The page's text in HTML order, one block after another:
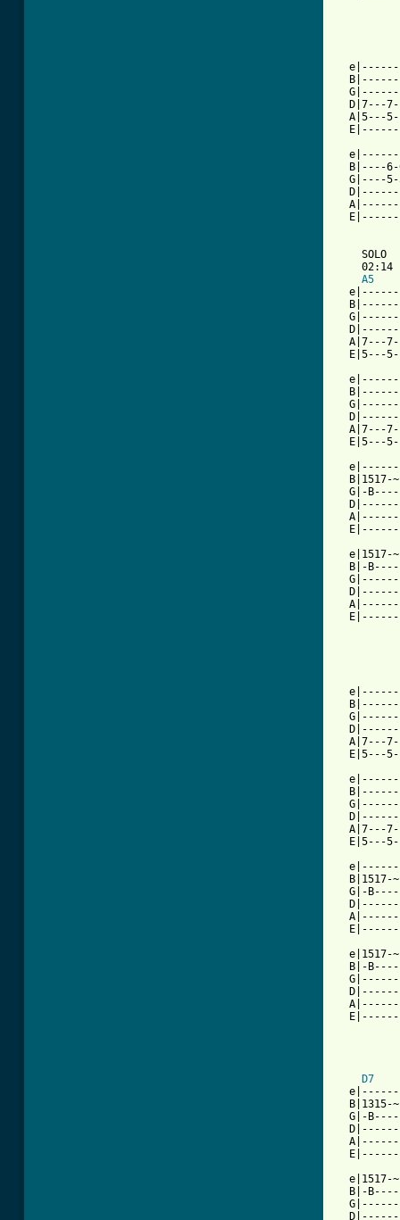
D|7---
A|5---
B|----
G|----
    SOLO
    02:14
A5
A|7---
E|5---
A|7---
E|5---
B|1517-
G|-
e|1517-
B|-
A|7---
E|5---
A|7---
E|5---
B|1517-
G|-
e|1517-
B|-
D7